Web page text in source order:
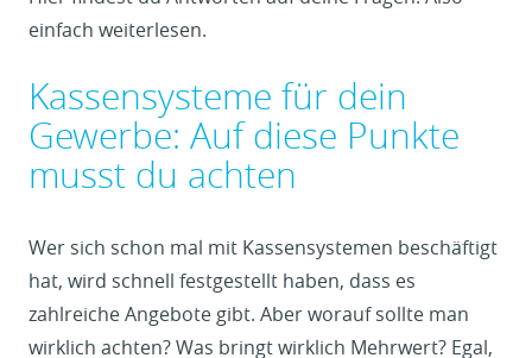
einfach weiterlesen.
Kassensysteme für dein
Gewerbe: Auf diese Punkte
musst du achten
Wer sich schon mal mit Kassensystemen beschäftigt
hat, wird schnell festgestellt haben, dass es
zahlreiche Angebote gibt. Aber worauf sollte man
wirklich achten? Was bringt wirklich Mehrwert? Egal,